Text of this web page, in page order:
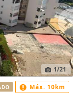
1/21
Máx. 10km